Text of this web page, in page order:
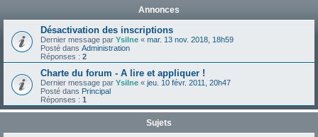
e
Annonces
Désactivation des inscriptions
Dernier message par Ysilne « mar. 13 nov. 2018, 18h59
Posté dans Administration
Réponses : 2
Charte du forum - A lire et appliquer !
Dernier message par Ysilne « jeu. 10 févr. 2011, 20h47
Posté dans Principal
Réponses : 1
Sujets